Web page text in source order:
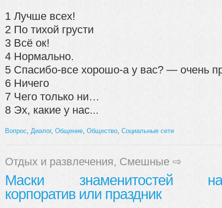
1 Лучше всех!
2 По тихой грусти
3 Всё ок!
4 Нормально.
5 Спасибо-все хорошо-а у вас? — очень
6 Ничего
7 Чего только ни…
8 Эх, какие у нас...
Вопрос Диалог, Общение Общество Социальные сети
Отдых и развлечения, Смешные ⇨
Маски знаменитостей на
корпоратив или праздник